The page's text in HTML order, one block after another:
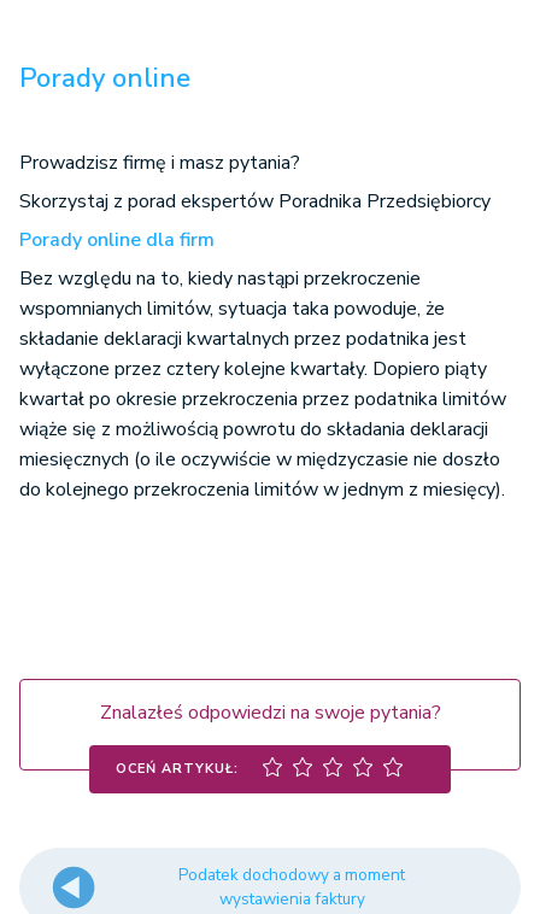
Porady online
Prowadzisz firmę i masz pytania?
Skorzystaj z porad ekspertów Poradnika Przedsiębiorcy
Porady online dla firm
Bez względu na to, kiedy nastąpi przekroczenie
wspomnianych limitów, sytuacja taka powoduje, że
składanie deklaracji kwartalnych przez podatnika jest
wyłączone przez cztery kolejne kwartały. Dopiero piąty
kwartał po okresie przekroczenia przez podatnika limitów
wiąże się z możliwością powrotu do składania deklaracji
miesięcznych (o ile oczywiście w międzyczasie nie doszło
do kolejnego przekroczenia limitów w jednym z miesięcy).
Znalazłeś odpowiedzi na swoje pytania?
OCEŃ ARTYKUŁ:
Podatek dochodowy a moment
wystawienia faktury